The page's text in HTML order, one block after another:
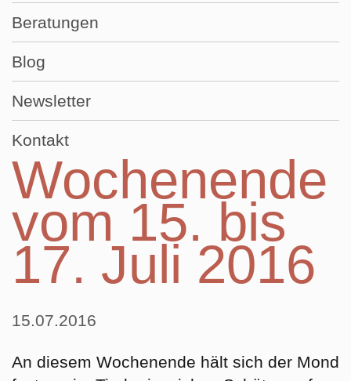
Beratungen
Blog
Newsletter
Kontakt
Wochenende
vom 15. bis
17. Juli 2016
15.07.2016
An diesem Wochenende hält sich der Mond